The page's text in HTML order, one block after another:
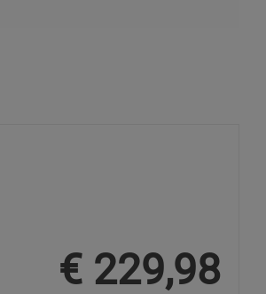
€ 229,98